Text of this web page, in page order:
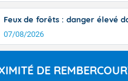
Feux de forêts : danger élevé
07/08/2026
DE